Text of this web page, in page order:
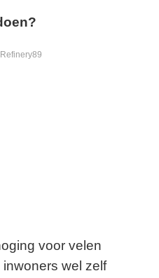
voor velen
wel zelf